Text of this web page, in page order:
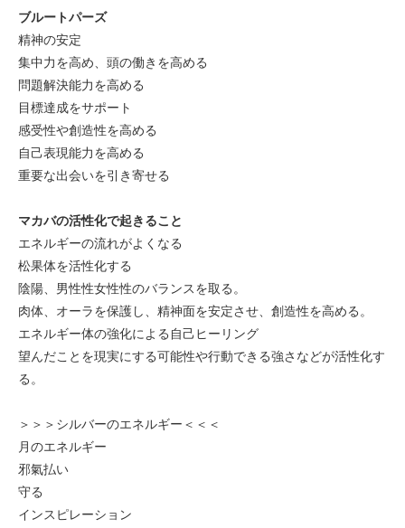
ブルートパーズ
精神の安定
集中力を高め、頭の働きを高める
問題解決能力を高める
目標達成をサポート
感受性や創造性を高める
自己表現能力を高める
重要な出会いを引き寄せる
マカバの活性化で起きること
エネルギーの流れがよくなる
松果体を活性化する
陰陽、男性性女性性のバランスを取る。
肉体、オーラを保護し、精神面を安定させ、創造性を高める。
エネルギー体の強化による自己ヒーリング
望んだことを現実にする可能性や行動できる強さなどが活性化す
る。
＞＞＞シルバーのエネルギー＜＜＜
月のエネルギー
邪氣払い
守る
インスピレーション